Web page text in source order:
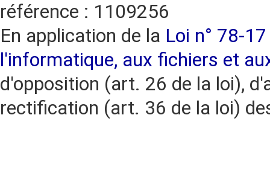
référence : 1109256
En application de la Loi n° 78-
l'informatique, aux fichiers et
d'opposition (art. 26 de la loi),
rectification (art. 36 de la loi)